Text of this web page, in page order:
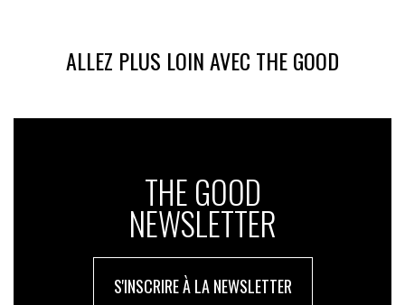
ALLEZ PLUS LOIN AVEC THE GOOD
THE GOOD
NEWSLETTER
S'INSCRIRE À LA NEWSLETTER